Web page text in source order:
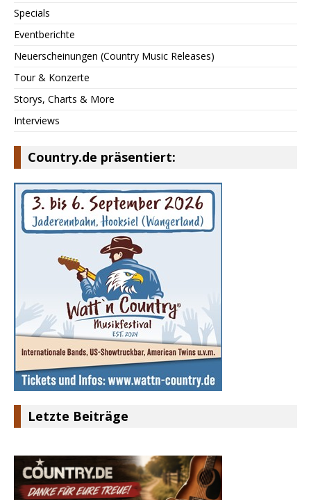
Specials
Eventberichte
Neuerscheinungen (Country Music Releases)
Tour & Konzerte
Storys, Charts & More
Interviews
Country.de präsentiert:
Letzte Beiträge